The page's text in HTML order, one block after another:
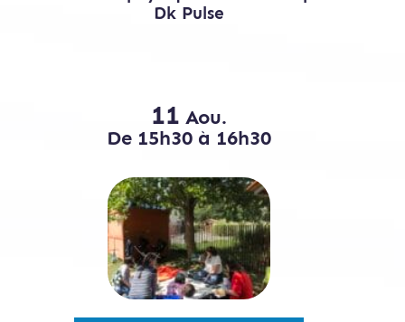
Dk Pulse
11 Aou.
De 15h30 à 16h30